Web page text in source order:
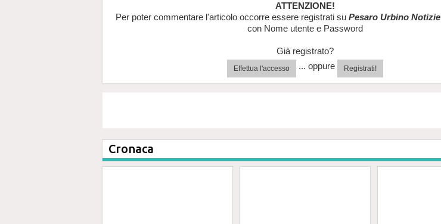
ATTENZIONE!
Per poter commentare l'articolo occorre essere registrati su Pesaro Urbino Notizie
con Nome utente e Password
Già registrato?
Effettua l'accesso ... oppure Registrati!
Cronaca